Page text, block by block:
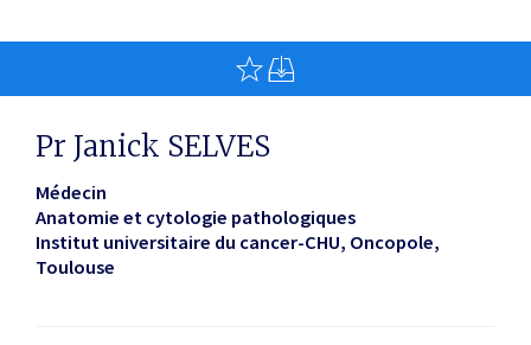
Pr Janick SELVES
Médecin
Anatomie et cytologie pathologiques
Institut universitaire du cancer-CHU, Oncopole
Toulouse